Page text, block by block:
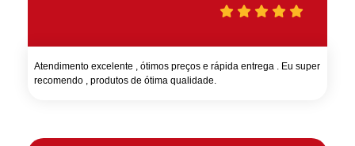
Atendimento excelente , ótimos preços e rápida entrega . Eu super
recomendo , produtos de ótima qualidade.